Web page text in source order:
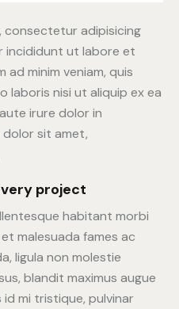
consectetur adipisicing
incididunt ut labore et
ad minim veniam, quis
laboris nisi ut aliquip ex ea
irure dolor in
dolor sit amet,
project
habitant morbi
malesuada fames ac
ligula non molestie
blandit maximus augue
id mi tristique, pulvinar